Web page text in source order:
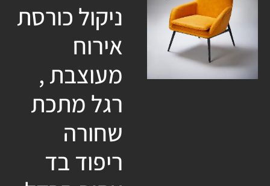
ניקול כורסת
אירוח
מעוצבת ,
רגל מתכת
שחורה
ריפוד בד